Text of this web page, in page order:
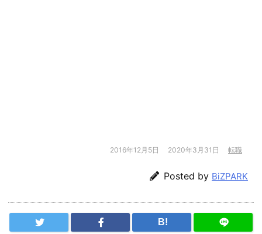
2016年12月5日 2020年3月31日 転職
Posted by BiZPARK
B!